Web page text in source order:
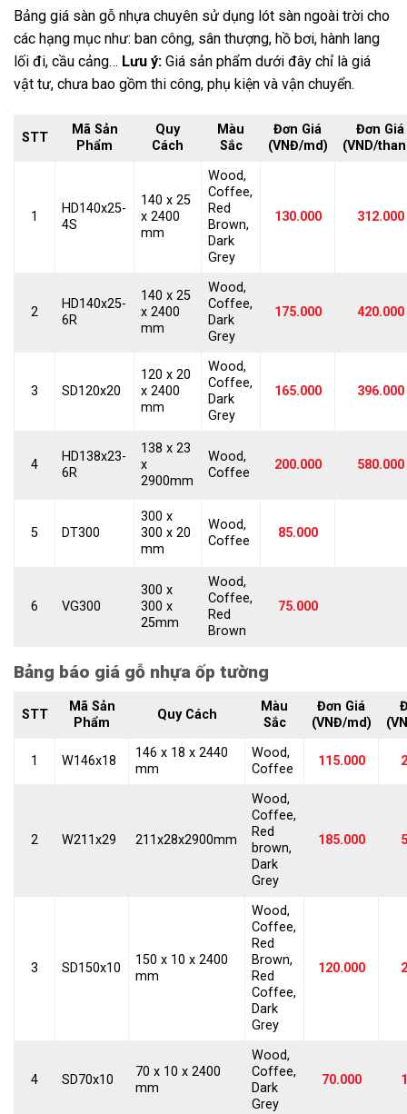
Bảng giá sàn gỗ nhựa chuyên sử dụng lót sàn ngoài trời cho
các hạng mục như: ban công, sân thượng, hồ bơi, hành lang
lối đi, cầu cảng… Lưu ý: Giá sản phẩm dưới đây chỉ là giá
vật tư, chưa bao gồm thi công, phụ kiện và vận chuyển.
STT
Mã Sản
Phẩm
Quy
Cách
Màu
Sắc
Đơn Giá
(VNĐ/md)
Đơn Giá
(VND/
1
HD140x25-
4S
140 x 25
x 2400
mm
Wood,
Coffee,
Red
Brown,
Dark
Grey
130.000 312.000
2
HD140x25-
6R
140 x 25
x 2400
mm
Wood,
Coffee,
Dark
Grey
175.000 420.000
3 SD120x20
120 x 20
x 2400
mm
Wood,
Coffee,
Dark
Grey
165.000 396.000
4
HD138x23-
6R
138 x 23
x
2900mm
Wood,
Coffee
200.000 580.000
5 DT300
300 x
300 x 20
mm
Wood,
Coffee
85.000
6 VG300
300 x
300 x
25mm
Wood,
Coffee,
Red
Brown
75.000
Bảng báo giá gỗ nhựa ốp tường
STT
Mã Sản
Phẩm
Quy Cách
Màu
Sắc
Đơn Giá
(VNĐ/md)
1 W146x18
146 x 18 x 2440
mm
Wood,
Coffee
115.000
2 W211x29 211x28x2900mm
Wood,
Coffee,
Red
brown,
Dark
Grey
185.000
3 SD150x10
150 x 10 x 2400
mm
Wood,
Coffee,
Red
Brown,
Red
Coffee,
Dark
Grey
120.000
4 SD70x10
70 x 10 x 2400
mm
Wood,
Coffee,
Dark
Grey
70.000